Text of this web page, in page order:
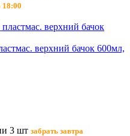
18:00
верхний бачок 600мл,
3 шт забрать завтра